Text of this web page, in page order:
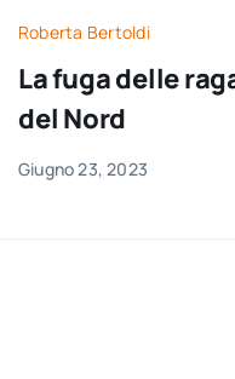
Roberta Bertoldi
La fuga delle
del Nord
Giugno 23, 2023